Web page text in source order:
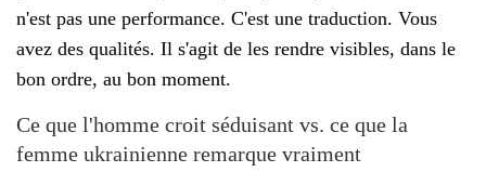
n'est pas une performance. C'est une traduction. Vous
avez des qualités. Il s'agit de les rendre visibles, dans le
bon ordre, au bon moment.
Ce que l'homme croit séduisant vs. ce que la
femme ukrainienne remarque vraiment